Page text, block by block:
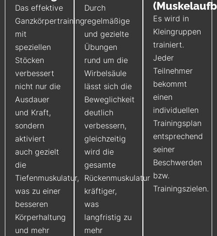
Das effektive
Ganzkörpertraining
mit
speziellen
Stöcken
verbessert
nicht nur die
Ausdauer
und Kraft,
sondern
aktiviert
auch gezielt
die
Tiefenmuskulatur,
was zu einer
besseren
Körperhaltung
und mehr
Durch
regelmäßige
und gezielte
Übungen
rund um die
Wirbelsäule
lässt sich die
Beweglichkeit
deutlich
verbessern,
gleichzeitig
wird die
gesamte
Rückenmuskulatur
kräftiger,
was
langfristig zu
mehr
Es wird in
Kleingruppen
trainiert.
Jeder
Teilnehmer
bekommt
einen
individuellen
Trainingsplan
entsprechend
seiner
Beschwerden
bzw.
Trainingszielen.